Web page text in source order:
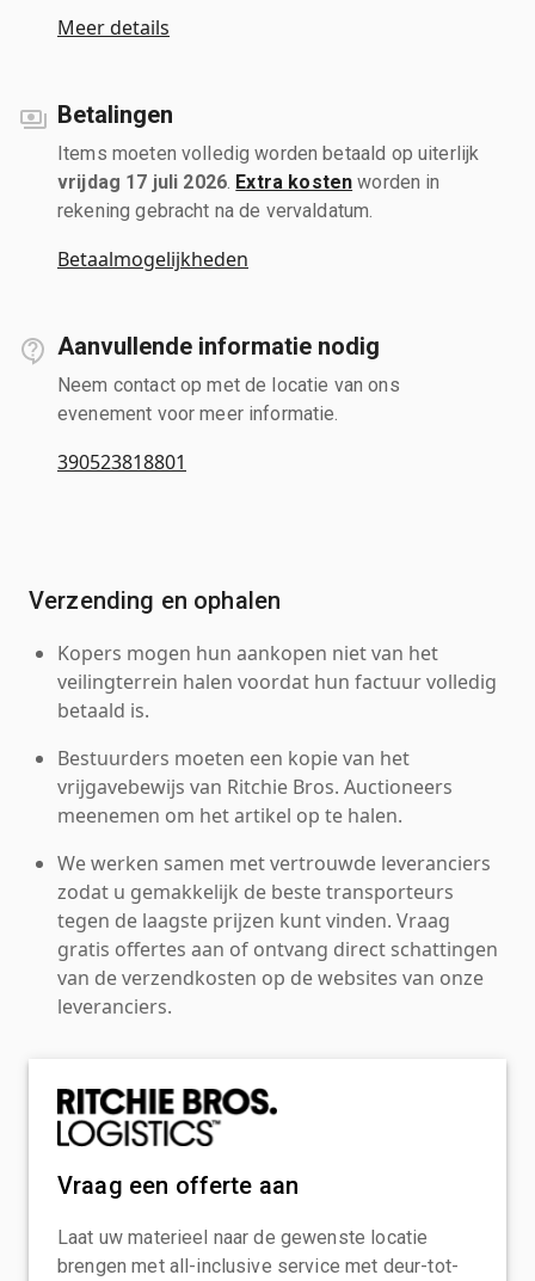
Meer details
Betalingen
Items moeten volledig worden betaald op uiterlijk
vrijdag 17 juli 2026 Extra kosten worden in
rekening gebracht na de vervaldatum.
Betaalmogelijkheden
Aanvullende informatie nodig
Neem contact op met de locatie van ons
evenement voor meer informatie.
390523818801
Verzending en ophalen
Kopers mogen hun aankopen niet van het
veilingterrein halen voordat hun factuur volledig
betaald is.
Bestuurders moeten een kopie van het
vrijgavebewijs van Ritchie Bros. Auctioneers
meenemen om het artikel op te halen.
We werken samen met vertrouwde leveranciers
zodat u gemakkelijk de beste transporteurs
tegen de laagste prijzen kunt vinden. Vraag
gratis offertes aan of ontvang direct schattingen
van de verzendkosten op de websites van onze
leveranciers.
Vraag een offerte aan
Laat uw materieel naar de gewenste locatie
brengen met all-inclusive service met deur-tot-